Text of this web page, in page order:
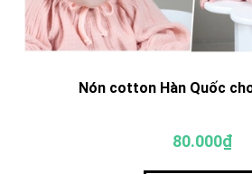
Nón cotton Hàn Quốc
80.000₫